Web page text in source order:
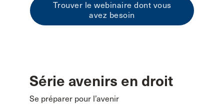
Trouver le webinaire dont vous
avez besoin
Série avenirs en droit
Se préparer pour l’avenir